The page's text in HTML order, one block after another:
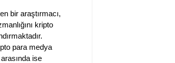
bir araştırmacı,
kripto
para medya
ise